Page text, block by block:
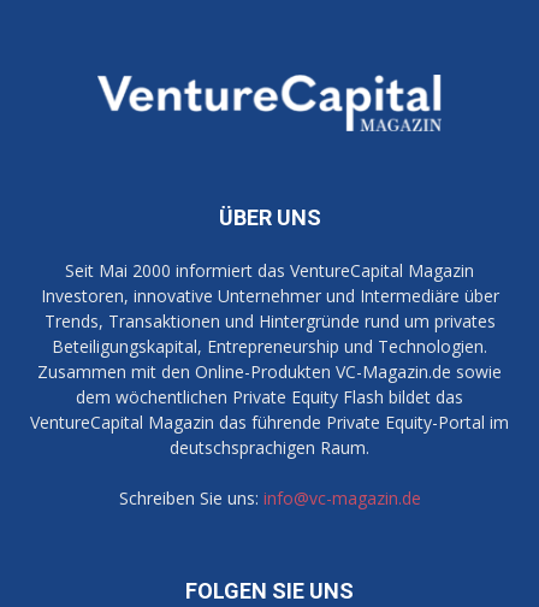
ÜBER UNS
Seit Mai 2000 informiert das VentureCapital Magazin
Investoren, innovative Unternehmer und Intermediäre über
Trends, Transaktionen und Hintergründe rund um privates
Beteiligungskapital, Entrepreneurship und Technologien.
Zusammen mit den Online-Produkten VC-Magazin.de sowie
dem wöchentlichen Private Equity Flash bildet das
VentureCapital Magazin das führende Private Equity-Portal im
deutschsprachigen Raum.
Schreiben Sie uns: info@vc-magazin.de
FOLGEN SIE UNS